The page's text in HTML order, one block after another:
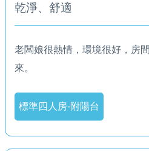
乾淨、舒適
老闆娘很熱情，環境很好，房
來。
標準四人房-附陽台